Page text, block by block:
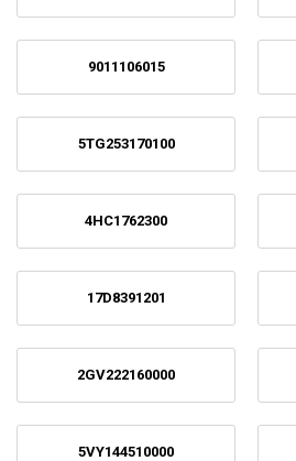
9011106015
5TG253170100
4HC1762300
17D8391201
2GV222160000
5VY144510000